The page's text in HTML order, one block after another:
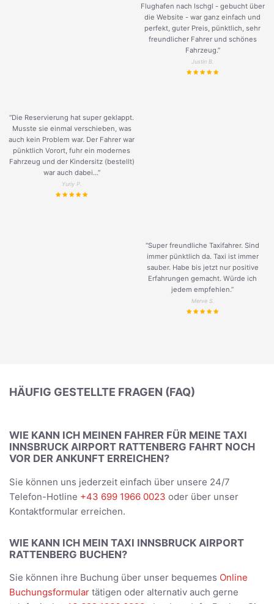
Flughafen nach Ischgl - gebucht über
die Website - war ganz einfach und
perfekt, guter Preis, pünktlich, sehr
freundlicher Fahrer und schönes
Fahrzeug.”
Justin B.
“Die Reservierung hat super geklappt.
Musste sie einmal verschieben, was
auch kein Problem war. Der Fahrer war
pünktlich Vorort, fuhr ein modernes
Fahrzeug und der Kindersitz (bestellt)
war auch dabei...”
Yuriy P.
“Super freundliche Taxifahrer. Sind
immer pünktlich da. Taxi ist immer
sauber. Habe bis jetzt nur positive
Erfahrungen gemacht. Würde ich
jedem empfehlen.”
Merve S.
HÄUFIG GESTELLTE FRAGEN (FAQ)
WIE KANN ICH MEINEN FAHRER FÜR MEINE TAXI
INNSBRUCK AIRPORT RATTENBERG FAHRT NOCH
VOR DER ANKUNFT ERREICHEN?
Sie können uns jederzeit einfach über unsere 24/7
Telefon-Hotline +43 699 1966 0023 oder über unser
Kontaktformular erreichen.
WIE KANN ICH MEIN TAXI INNSBRUCK AIRPORT
RATTENBERG BUCHEN?
Sie können ihre Buchung über unser bequemes Online
Buchungsformular tätigen oder alternativ auch gerne